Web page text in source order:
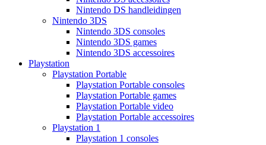
Nintendo DS handleidingen
Nintendo 3DS
Nintendo 3DS consoles
Nintendo 3DS games
Nintendo 3DS accessoires
Playstation
Playstation Portable
Playstation Portable consoles
Playstation Portable games
Playstation Portable video
Playstation Portable accessoires
Playstation 1
Playstation 1 consoles